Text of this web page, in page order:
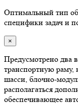
Оптимальный тип
специфики задач и
×
Предусмотрено два
транспортную раму,
шасси, блочно-
располагаться
обеспечивающее